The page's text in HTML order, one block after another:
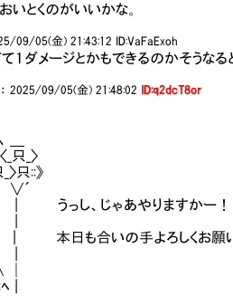
いとくのがいいかな。
09/05(金) 21:43:12 ID:VaFaExoh
１ダメージとかもできるのかそうなる
：2025/09/05(金) 21:48:02 ID:q2dcT8or
＿
_〉
只::》
、じゃあやりますかー！
|
も合いの手よろしくお願い
|
│
|